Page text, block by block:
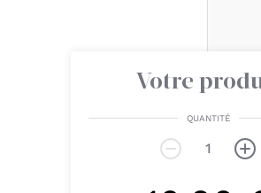
Votre
QUANTITÉ